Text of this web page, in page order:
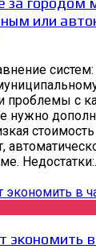
или
проблемы с
нужно
экономить